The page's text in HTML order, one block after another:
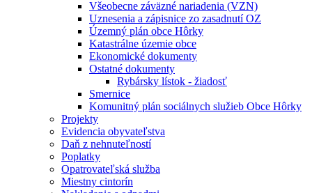
Všeobecne záväzné nariadenia (VZN)
Uznesenia a zápisnice zo zasadnutí OZ
Územný plán obce Hôrky
Katastrálne územie obce
Ekonomické dokumenty
Ostatné dokumenty
Rybársky lístok - žiadosť
Smernice
Komunitný plán sociálnych služieb Obce Hôrky
Projekty
Evidencia obyvateľstva
Daň z nehnuteľností
Poplatky
Opatrovateľská služba
Miestny cintorín